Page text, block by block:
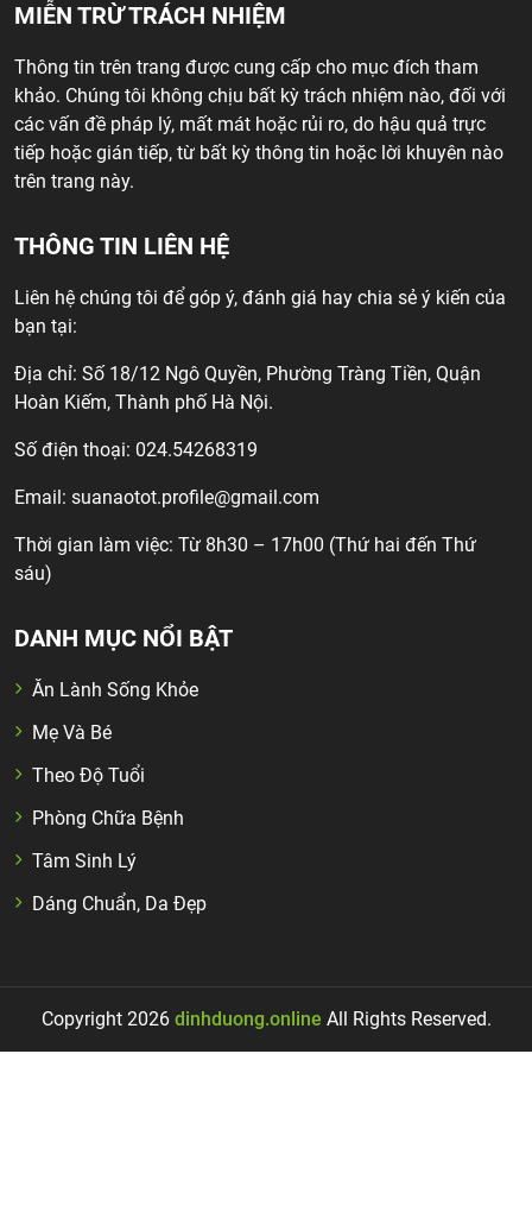
MIỄN TRỪ TRÁCH NHIỆM
Thông tin trên trang được cung cấp cho mục đích tham
khảo. Chúng tôi không chịu bất kỳ trách nhiệm nào, đối với
các vấn đề pháp lý, mất mát hoặc rủi ro, do hậu quả trực
tiếp hoặc gián tiếp, từ bất kỳ thông tin hoặc lời khuyên nào
trên trang này.
THÔNG TIN LIÊN HỆ
Liên hệ chúng tôi để góp ý, đánh giá hay chia sẻ ý kiến của
bạn tại:
Địa chỉ: Số 18/12 Ngô Quyền, Phường Tràng Tiền, Quận
Hoàn Kiếm, Thành phố Hà Nội.
Số điện thoại: 024.54268319
Email: suanaotot.profile@gmail.com
Thời gian làm việc: Từ 8h30 – 17h00 (Thứ hai đến Thứ
sáu)
DANH MỤC NỔI BẬT
Ăn Lành Sống Khỏe
Mẹ Và Bé
Theo Độ Tuổi
Phòng Chữa Bệnh
Tâm Sinh Lý
Dáng Chuẩn, Da Đẹp
Copyright 2026 dinhduong.online All Rights Reserved.